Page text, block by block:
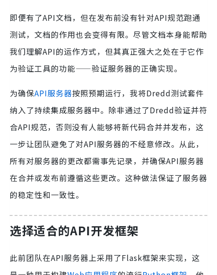
即便有了API文档，但在发布前没有针对API规范跑通
测试，文档的作用也会变得有限。尽管文档本身能帮助
我们理解API的运作方式，但其真正强大之处在于它作
为验证工具的功能——验证服务器的正确实现。
为确保API服务器按照预期运行，我将Dredd测试套件
纳入了持续集成服务器中。除非通过了Dredd验证并符
合API规范，否则没有人能够将新代码合并并发布，这
一步让团队避免了对API服务器的不经意修改。从此，
所有对服务器的更改都需事先记录，并确保API服务器
在合并或发布前遵循这些更改。这种做法保证了服务器
的稳定性和一致性。
选择适合的API开发框架
此前团队在API服务器上采用了Flask框架来实现，这